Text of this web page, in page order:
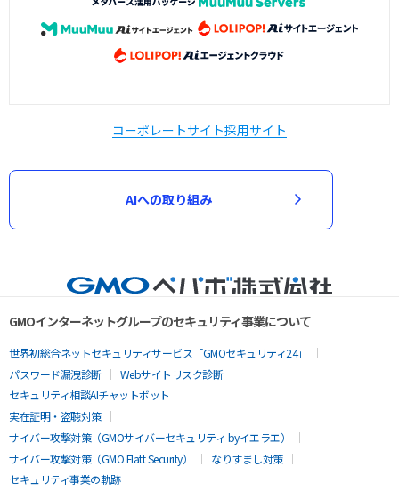
コーポレートサイト採用サイト
AIへの取り組み
GMOインターネットグループのセキュリティ事業について
世界初総合ネットセキュリティサービス「GMOセキュリティ24」
パスワード漏洩診断
Webサイトリスク診断
セキュリティ相談AIチャットボット
実在証明・盗聴対策
サイバー攻撃対策（GMOサイバーセキュリティ byイエラエ）
サイバー攻撃対策（GMO Flatt Security）
なりすまし対策
セキュリティ事業の軌跡